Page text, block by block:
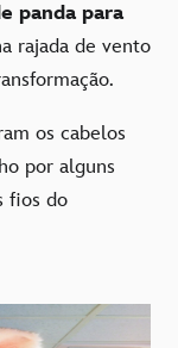
panda para
rajada de vento
os cabelos
por alguns
fios do